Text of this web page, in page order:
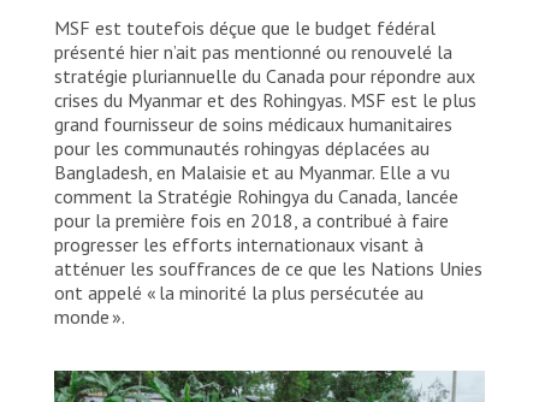
MSF est toutefois déçue que le budget fédéral
présenté hier n’ait pas mentionné ou renouvelé la
stratégie pluriannuelle du Canada pour répondre aux
crises du Myanmar et des Rohingyas. MSF est le plus
grand fournisseur de soins médicaux humanitaires
pour les communautés rohingyas déplacées au
Bangladesh, en Malaisie et au Myanmar. Elle a vu
comment la Stratégie Rohingya du Canada, lancée
pour la première fois en 2018, a contribué à faire
progresser les efforts internationaux visant à
atténuer les souffrances de ce que les Nations Unies
ont appelé « la minorité la plus persécutée au
monde ».